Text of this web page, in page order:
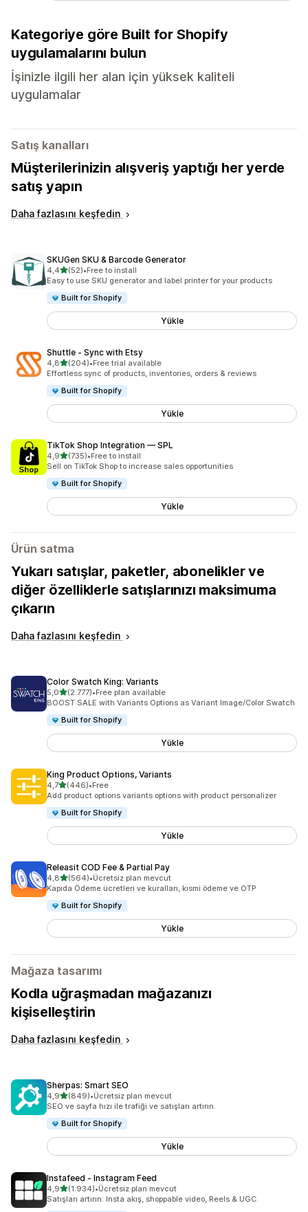
Kategoriye göre Built for Shopify
uygulamalarını bulun
İşinizle ilgili her alan için yüksek kaliteli
uygulamalar
Satış kanalları
Müşterilerinizin alışveriş yaptığı her yerde
satış yapın
Daha fazlasını keşfedin
SKUGen SKU & Barcode Generator
4,45 yıldız üzerinden
(52)
toplam 52 değerlendirme
•Free to install
Easy to use SKU generator and label printer for your products
Built for Shopify
Yükle
Shuttle ‑ Sync with Etsy
4,85 yıldız üzerinden
(204)
toplam 204 değerlendirme
•Free trial available
Effortless sync of products, inventories, orders & reviews
Built for Shopify
Yükle
TikTok Shop Integration — SPL
4,95 yıldız üzerinden
(735)
toplam 735 değerlendirme
•Free to install
Sell on TikTok Shop to increase sales opportunities
Built for Shopify
Yükle
Ürün satma
Yukarı satışlar, paketler, abonelikler ve
diğer özelliklerle satışlarınızı maksimuma
çıkarın
Daha fazlasını keşfedin
Color Swatch King: Variants
5,05 yıldız üzerinden
(2.777)
toplam 2777 değerlendirme
•Free plan available
BOOST SALE with Variants Options as Variant Image/Color Swatch
Built for Shopify
Yükle
King Product Options, Variants
4,75 yıldız üzerinden
(446)
toplam 446 değerlendirme
•Free
Add product options variants options with product personalizer
Built for Shopify
Yükle
Releasit COD Fee & Partial Pay
4,85 yıldız üzerinden
(564)
toplam 564 değerlendirme
•Ücretsiz plan mevcut
Kapıda Ödeme ücretleri ve kuralları, kısmi ödeme ve OTP
Built for Shopify
Yükle
Mağaza tasarımı
Kodla uğraşmadan mağazanızı
kişiselleştirin
Daha fazlasını keşfedin
Sherpas: Smart SEO
4,95 yıldız üzerinden
(849)
toplam 849 değerlendirme
•Ücretsiz plan mevcut
SEO ve sayfa hızı ile trafiği ve satışları artırın.
Built for Shopify
Yükle
Instafeed ‑ Instagram Feed
4,95 yıldız üzerinden
(1.934)
toplam 1934 değerlendirme
•Ücretsiz plan mevcut
Satışları artırın: Insta akış, shoppable video, Reels & UGC.